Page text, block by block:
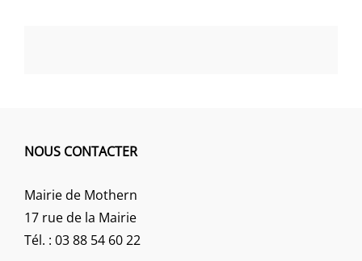
NOUS CONTACTER
Mairie de Mothern
17 rue de la Mairie
Tél. : 03 88 54 60 22